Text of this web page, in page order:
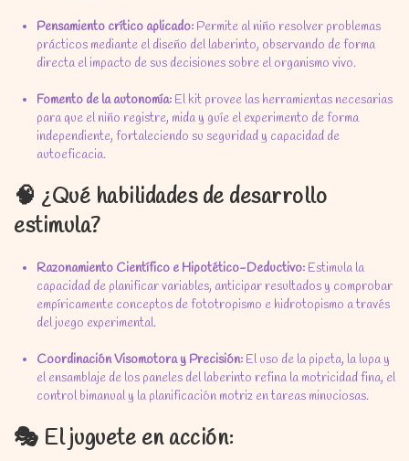
Pensamiento crítico aplicado: Permite al niño resolver problemas
prácticos mediante el diseño del laberinto, observando de forma
directa el impacto de sus decisiones sobre el organismo vivo.
Fomento de la autonomía: El kit provee las herramientas necesarias
para que el niño registre, mida y guíe el experimento de forma
independiente, fortaleciendo su seguridad y capacidad de
autoeficacia.
🧠 ¿Qué habilidades de desarrollo
estimula?
Razonamiento Científico e Hipotético-Deductivo: Estimula la
capacidad de planificar variables, anticipar resultados y comprobar
empíricamente conceptos de fototropismo e hidrotopismo a través
del juego experimental.
Coordinación Visomotora y Precisión: El uso de la pipeta, la lupa y
el ensamblaje de los paneles del laberinto refina la motricidad fina, el
control bimanual y la planificación motriz en tareas minuciosas.
🎭 El juguete en acción: